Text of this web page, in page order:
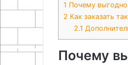
1 Почему
2 Как заказать
2.1
Почему